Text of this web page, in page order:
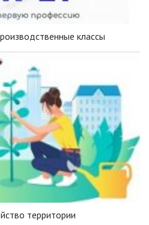
классы
территории